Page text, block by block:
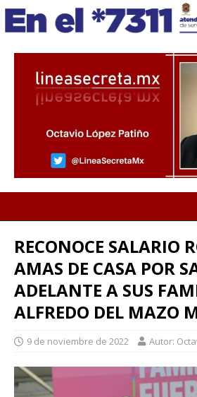
RECONOCE SALARIO
AMAS DE CASA POR
ADELANTE A SUS
ALFREDO DEL MAZO
9 de noviembre de 2022 Autor: